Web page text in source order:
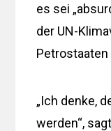
es sei
der UN-
„Ich denke,
werden“,